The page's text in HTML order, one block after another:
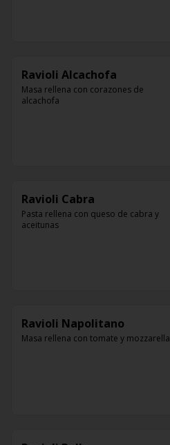
Ravioli Alcachofa
Masa rellena con corazones de
alcachofa
Ravioli Cabra
Pasta rellena con queso de cabra y
aceitunas
Ravioli Napolitano
Masa rellena con tomate y mozzarella